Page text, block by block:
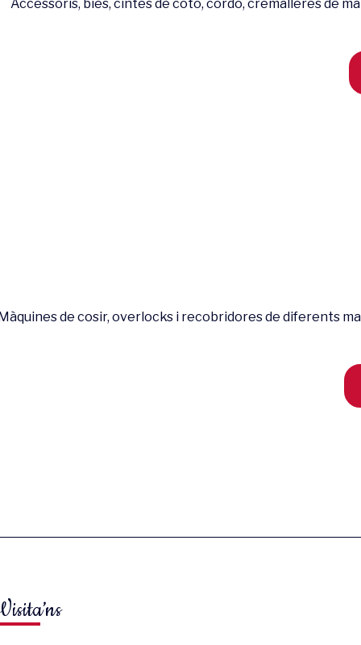
Accessoris, bies, cintes de cotó, cordó, cremalleres de
de cosir, overlocks i recobridores de diferents
Visita’ns